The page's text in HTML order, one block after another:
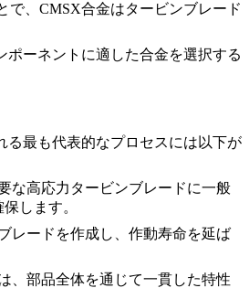
で、CMSX合金はタービンブレード
ポーネントに適した合金を選択する
る最も代表的なプロセスには以下が
な高応力タービンブレードに一般
します。
レードを作成し、作動寿命を延ば
、部品全体を通じて一貫した特性